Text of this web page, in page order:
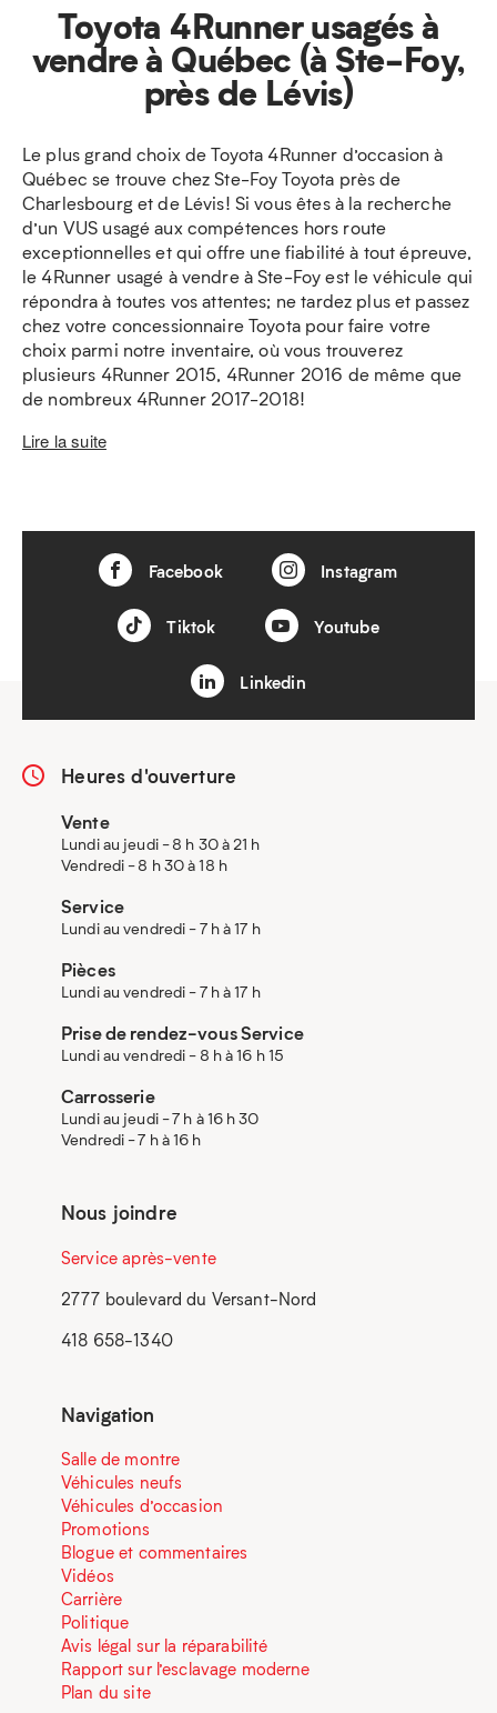
Toyota 4Runner usagés à
vendre à Québec (à Ste-Foy,
près de Lévis)
Le plus grand choix de Toyota 4Runner d’occasion à
Québec se trouve chez Ste-Foy Toyota près de
Charlesbourg et de Lévis! Si vous êtes à la recherche
d’un VUS usagé aux compétences hors route
exceptionnelles et qui offre une fiabilité à tout épreuve,
le 4Runner usagé à vendre à Ste-Foy est le véhicule qui
répondra à toutes vos attentes; ne tardez plus et passez
chez votre concessionnaire Toyota pour faire votre
choix parmi notre inventaire, où vous trouverez
plusieurs 4Runner 2015, 4Runner 2016 de même que
de nombreux 4Runner 2017-2018!
Lire la suite
Facebook Instagram
Tiktok Youtube
Linkedin
Heures d'ouverture
Vente
Lundi au jeudi - 8 h 30 à 21 h
Vendredi - 8 h 30 à 18 h
Service
Lundi au vendredi - 7 h à 17 h
Pièces
Lundi au vendredi - 7 h à 17 h
Prise de rendez-vous Service
Lundi au vendredi - 8 h à 16 h 15
Carrosserie
Lundi au jeudi - 7 h à 16 h 30
Vendredi - 7 h à 16 h
Nous joindre
Service après-vente
2777 boulevard du Versant-Nord
418 658-1340
Navigation
Salle de montre
Véhicules neufs
Véhicules d’occasion
Promotions
Blogue et commentaires
Vidéos
Carrière
Politique
Avis légal sur la réparabilité
Rapport sur l’esclavage moderne
Plan du site